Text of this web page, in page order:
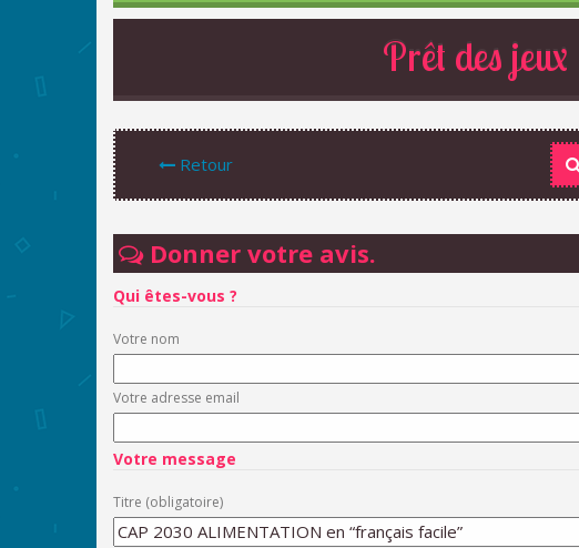
Prêt des jeux
Retour
Donner votre avis.
Qui êtes-vous ?
Votre nom
Votre adresse email
Votre message
Titre (obligatoire)